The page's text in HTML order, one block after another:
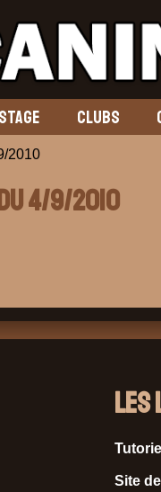
CLUBS
2010
du 4/9/2010
Site